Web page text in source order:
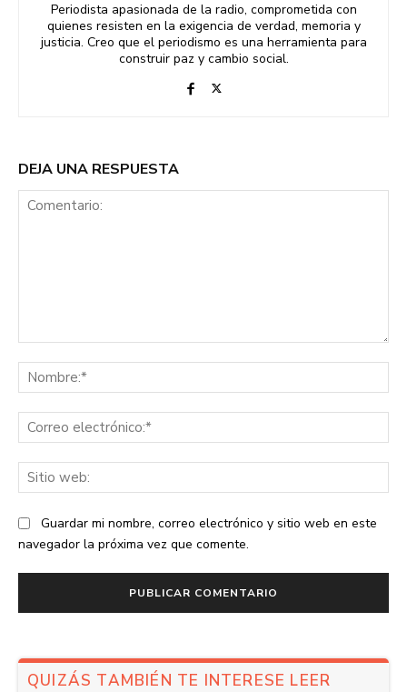
Periodista apasionada de la radio, comprometida con
quienes resisten en la exigencia de verdad, memoria y
justicia. Creo que el periodismo es una herramienta para
construir paz y cambio social.
DEJA UNA RESPUESTA
Guardar mi nombre, correo electrónico y sitio web en este
navegador la próxima vez que comente.
QUIZÁS TAMBIÉN TE INTERESE LEER